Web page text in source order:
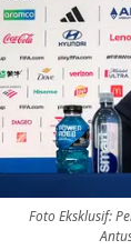
Foto Eksklusif: